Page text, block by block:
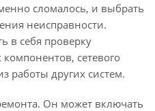
сломалось, и выбрать
неисправности.
в себя проверку
сетевого
работы других систем.
Он может включать